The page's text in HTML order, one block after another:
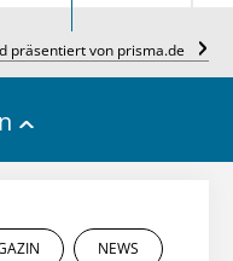
präsentiert von prisma.de
NEWS